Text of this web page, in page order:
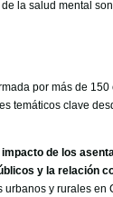
la salud mental
por más de 150
temáticos clave
impacto de los
y la relación
y rurales en